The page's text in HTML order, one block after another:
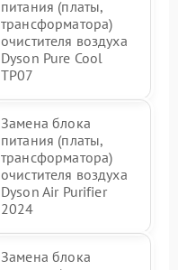
питания (платы,
трансформатора)
очистителя воздуха
Dyson Pure Cool
TP07
Замена блока
питания (платы,
трансформатора)
очистителя воздуха
Dyson Air Purifier
2024
Замена блока